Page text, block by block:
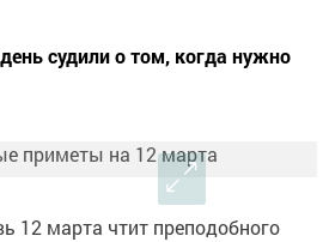
судили о том, когда нужно
12 марта чтит преподобного